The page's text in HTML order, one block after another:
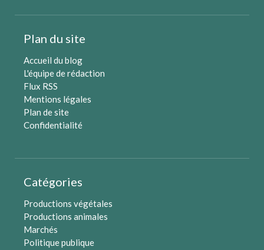
Plan du site
Accueil du blog
L'équipe de rédaction
Flux RSS
Mentions légales
Plan de site
Confidentialité
Catégories
Productions végétales
Productions animales
Marchés
Politique publique